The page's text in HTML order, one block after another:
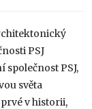
PSJ
společnost PSJ,
světa
v historii,